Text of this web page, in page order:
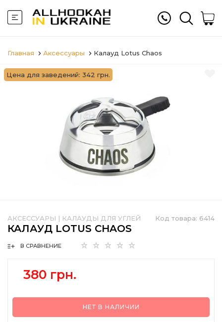
Главная Аксессуары Калауд Lotus Chaos
Цена для заведений: 342 грн.
Код товара: 6414
АКСЕССУАРЫ | КАЛАУДЫ ДЛЯ УГЛЕЙ
КАЛАУД LOTUS CHAOS
В СРАВНЕНИЕ
380 грн.
НЕТ В НАЛИЧИИ